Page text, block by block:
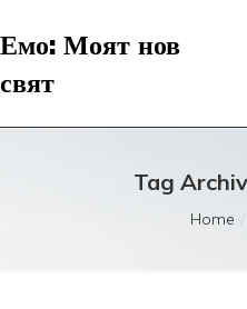
Емо: Моят нов
свят
Tag
Home